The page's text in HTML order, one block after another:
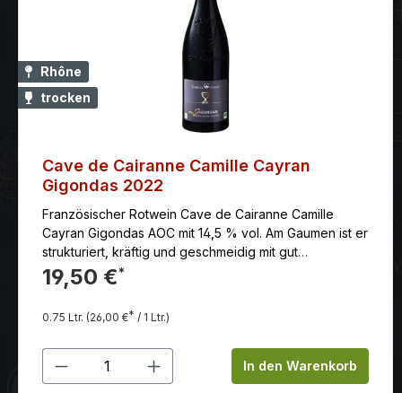
Rhône
trocken
Cave de Cairanne Camille Cayran
Gigondas 2022
Französischer Rotwein Cave de Cairanne Camille
Cayran Gigondas AOC mit 14,5 % vol. Am Gaumen ist er
strukturiert, kräftig und geschmeidig mit gut
eingebundenen Tanninen. Intensiv fruchtige
Kirscharomen kommen im langen Abgang gut zur
Geltung. Toll in Kombination zu gegrillten
Lammkoteletts mit provenzalischen Kräutern oder Wild
19,50 €*
0.75 Ltr. (26,00 €* / 1 Ltr.)
Produkt Anzahl: Gib denIn den Warenkorb